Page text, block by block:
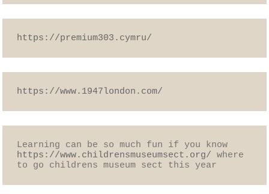
https://premium303.cymru/
https://www.1947london.com/
https://www.childrensmuseumsect.org/
where
to go childrens museum sect this year